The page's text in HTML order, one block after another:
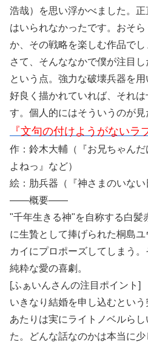
浩哉）を思い浮かべました。
はいられなかったです。おそ
か、その戦略を楽しむ作品でし
さて、そんななかで僕が注目し
という点。強力な破壊兵器を
好良く描かれていれば、それ
す。個人的にはそういうのが見
『文句の付けようがないラ
作：鈴木大輔（『お兄ちゃん
よねっ』など）
絵：肋兵器（『神さまのいない
――概要――
"千年生きる神"を自称する白髪
に生贄として捧げられた桐島
カイにプロポーズしてしまう
純粋な愛の喜劇。
[ふぁいんさんの注目ポイント]
いきなり結婚を申し込むとい
あたりは実にライトノベルら
た。どんな話なのかは本当に